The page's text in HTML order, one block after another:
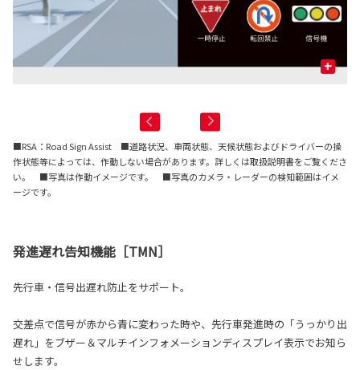
+
■RSA：Road Sign Assist ■道路状況、車両状態、天候状態およびドライバーの操
作状態等によっては、作動しない場合があります。詳しくは取扱説明書をご覧くださ
い。 ■写真は作動イメージです。 ■写真のカメラ・レーダーの検知範囲はイメ
ージです。
発進遅れ告知機能［TMN］
先行車・信号出遅れ防止をサポート。
交差点で信号が赤から青に変わった時や、先行車発進時の「うっかり出
遅れ」をブザー＆マルチインフォメーションディスプレイ表示でお知ら
せします。